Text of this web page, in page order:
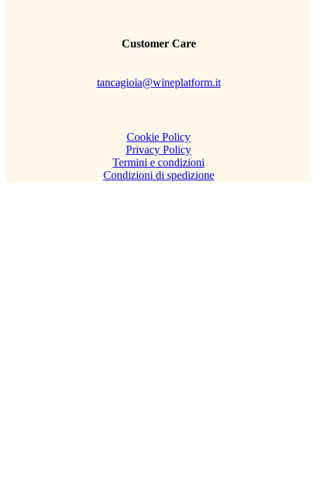
Customer Care
tancagioia@wineplatform.it
Cookie Policy
Privacy Policy
Termini e condizioni
Condizioni di spedizione